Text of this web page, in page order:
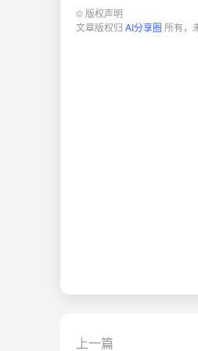
© 版权声明
文章版权归 AI分享圈 所有，
上一篇